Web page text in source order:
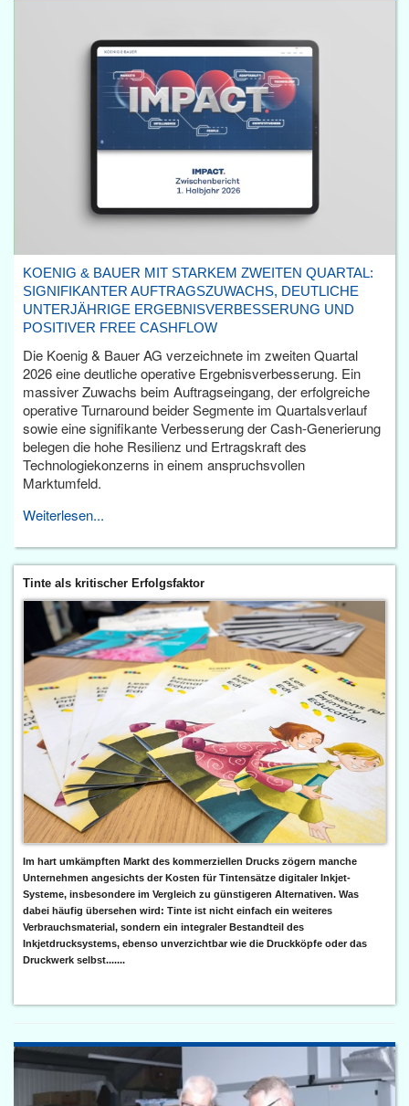
KOENIG & BAUER MIT STARKEM ZWEITEN QUARTAL:
SIGNIFIKANTER AUFTRAGSZUWACHS, DEUTLICHE
UNTERJÄHRIGE ERGEBNISVERBESSERUNG UND
POSITIVER FREE CASHFLOW
Die Koenig & Bauer AG verzeichnete im zweiten Quartal
2026 eine deutliche operative Ergebnisverbesserung. Ein
massiver Zuwachs beim Auftragseingang, der erfolgreiche
operative Turnaround beider Segmente im Quartalsverlauf
sowie eine signifikante Verbesserung der Cash-Generierung
belegen die hohe Resilienz und Ertragskraft des
Technologiekonzerns in einem anspruchsvollen
Marktumfeld.
Weiterlesen...
Tinte als kritischer Erfolgsfaktor
Im hart umkämpften Markt des kommerziellen Drucks zögern manche
Unternehmen angesichts der Kosten für Tintensätze digitaler Inkjet-
Systeme, insbesondere im Vergleich zu günstigeren Alternativen. Was
dabei häufig übersehen wird: Tinte ist nicht einfach ein weiteres
Verbrauchsmaterial, sondern ein integraler Bestandteil des
Inkjetdrucksystems, ebenso unverzichtbar wie die Druckköpfe oder das
Druckwerk selbst.......